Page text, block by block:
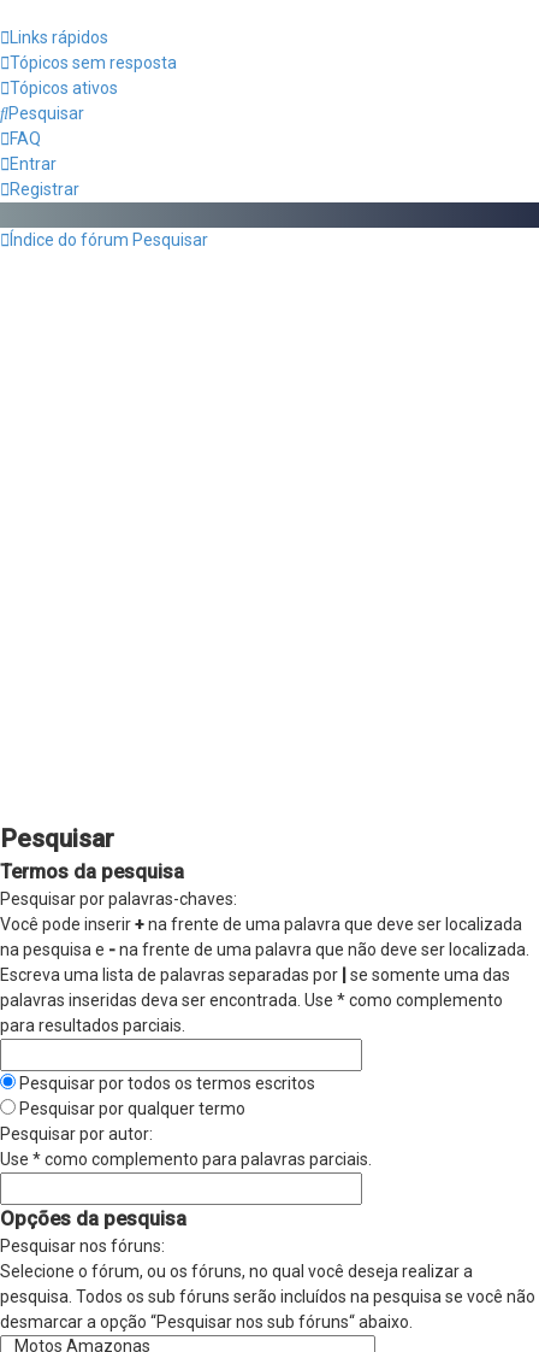
Links rápidos
Tópicos sem resposta
Tópicos ativos
Pesquisar
FAQ
Entrar
Registrar
Índice do fórum Pesquisar
Pesquisar
Termos da pesquisa
Pesquisar por palavras-chaves:
Você pode inserir+na frente de uma palavra que deve ser localizada
na pesquisa e -na frente de uma palavra que não deve ser localizada.
Escreva uma lista de palavras separadas por | se somente uma das
palavras inseridas deva ser encontrada. Use * como complemento
para resultados parciais.
Pesquisar por todos os termos escritos
Pesquisar por qualquer termo
Pesquisar por autor:
Use * como complemento para palavras parciais.
Opções da pesquisa
Pesquisar nos fóruns:
Selecione o fórum, ou os fóruns, no qual você deseja realizar a
pesquisa. Todos os sub fóruns serão incluídos na pesquisa se você não
desmarcar a opção “Pesquisar nos sub fóruns“ abaixo.